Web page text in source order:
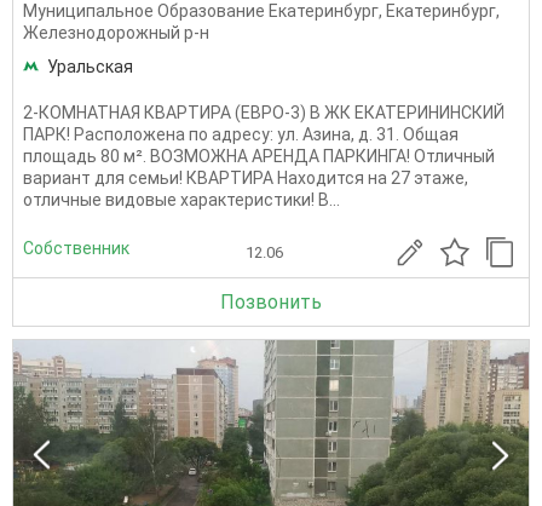
Муниципальное Образование Екатеринбург, Екатеринбург,
Железнодорожный р-н
Уральская
2-КОМНАТНАЯ КВАРТИРА (ЕВРО-3) В ЖК ЕКАТЕРИНИНСКИЙ
ПАРК! Расположена по адресу: ул. Азина, д. 31. Общая
площадь 80 м². ВОЗМОЖНА АРЕНДА ПАРКИНГА! Отличный
вариант для семьи! КВАРТИРА Находится на 27 этаже,
отличные видовые характеристики! В...
Собственник 12.06
Позвонить